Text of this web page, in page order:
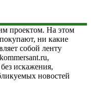
проектом. На этом
ни какие
собой ленту
искажения,
новостей